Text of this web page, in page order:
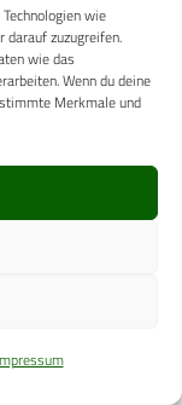
wie
darauf zuzugreifen.
wie das
Wenn du deine
Merkmale und